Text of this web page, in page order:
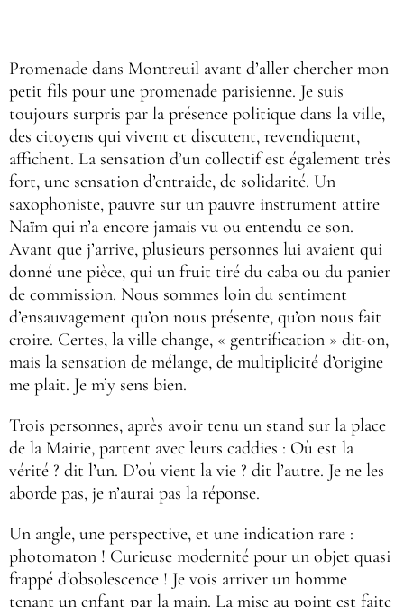
Promenade dans Montreuil avant d’aller chercher mon
petit fils pour une promenade parisienne. Je suis
toujours surpris par la présence politique dans la ville,
des citoyens qui vivent et discutent, revendiquent,
affichent. La sensation d’un collectif est également très
fort, une sensation d’entraide, de solidarité. Un
saxophoniste, pauvre sur un pauvre instrument attire
Naïm qui n’a encore jamais vu ou entendu ce son.
Avant que j’arrive, plusieurs personnes lui avaient qui
donné une pièce, qui un fruit tiré du caba ou du panier
de commission. Nous sommes loin du sentiment
d’ensauvagement qu’on nous présente, qu’on nous fait
croire. Certes, la ville change, « gentrification » dit-on,
mais la sensation de mélange, de multiplicité d’origine
me plait. Je m’y sens bien.
Trois personnes, après avoir tenu un stand sur la place
de la Mairie, partent avec leurs caddies : Où est la
vérité ? dit l’un. D’où vient la vie ? dit l’autre. Je ne les
aborde pas, je n’aurai pas la réponse.
Un angle, une perspective, et une indication rare :
photomaton ! Curieuse modernité pour un objet quasi
frappé d’obsolescence ! Je vois arriver un homme
tenant un enfant par la main. La mise au point est faite